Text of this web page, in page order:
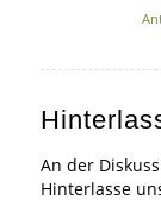
An der
Hinterlasse